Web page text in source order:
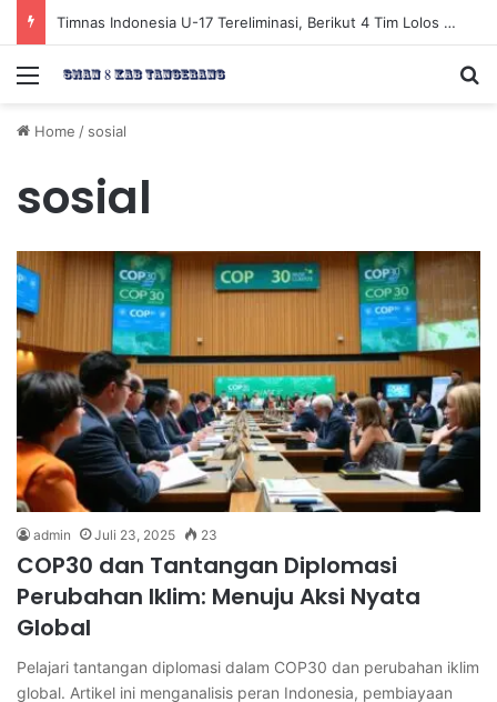
Timnas Indonesia U-17 Tereliminasi, Berikut 4 Tim Lolos ke Semifinal Piala AFF U-17 2026
Menu
Home / sosial
sosial
admin Juli 23, 2025 23
COP30 dan Tantangan Diplomasi
Perubahan Iklim: Menuju Aksi Nyata
Global
Pelajari tantangan diplomasi dalam COP30 dan perubahan iklim
global. Artikel ini menganalisis peran Indonesia, pembiayaan